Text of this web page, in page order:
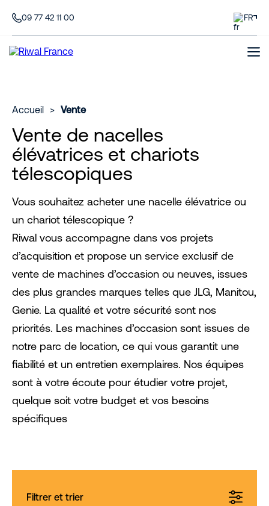
09 77 42 11 00 FR
Accueil > Vente
Vente de nacelles
élévatrices et chariots
télescopiques
Vous souhaitez acheter une nacelle élévatrice ou
un chariot télescopique ?
Riwal vous accompagne dans vos projets
d’acquisition et propose un service exclusif de
vente de machines d’occasion ou neuves, issues
des plus grandes marques telles que JLG, Manitou,
Genie. La qualité et votre sécurité sont nos
priorités. Les machines d’occasion sont issues de
notre parc de location, ce qui vous garantit une
fiabilité et un entretien exemplaires. Nos équipes
sont à votre écoute pour étudier votre projet,
quelque soit votre budget et vos besoins
spécifiques
Filtrer et trier